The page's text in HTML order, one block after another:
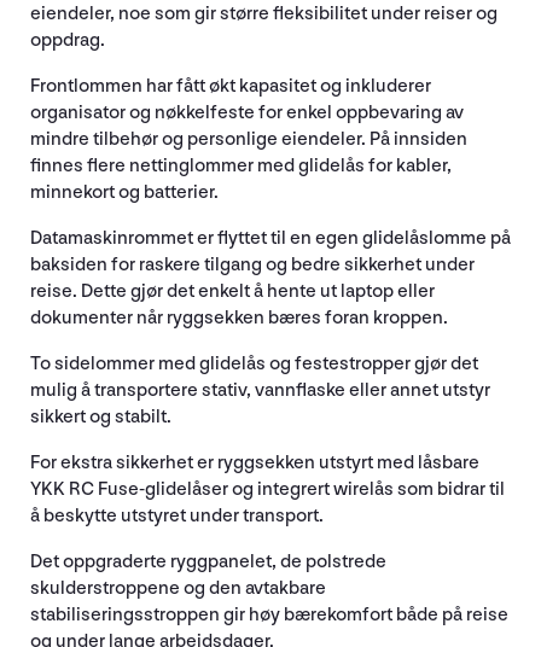
eiendeler, noe som gir større fleksibilitet under reiser og
oppdrag.
Frontlommen har fått økt kapasitet og inkluderer
organisator og nøkkelfeste for enkel oppbevaring av
mindre tilbehør og personlige eiendeler. På innsiden
finnes flere nettinglommer med glidelås for kabler,
minnekort og batterier.
Datamaskinrommet er flyttet til en egen glidelåslomme på
baksiden for raskere tilgang og bedre sikkerhet under
reise. Dette gjør det enkelt å hente ut laptop eller
dokumenter når ryggsekken bæres foran kroppen.
To sidelommer med glidelås og festestropper gjør det
mulig å transportere stativ, vannflaske eller annet utstyr
sikkert og stabilt.
For ekstra sikkerhet er ryggsekken utstyrt med låsbare
YKK RC Fuse-glidelåser og integrert wirelås som bidrar til
å beskytte utstyret under transport.
Det oppgraderte ryggpanelet, de polstrede
skulderstroppene og den avtakbare
stabiliseringsstroppen gir høy bærekomfort både på reise
og under lange arbeidsdager.